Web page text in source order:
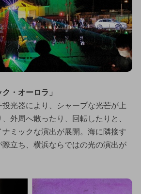
・オーロラ」
光器により、シャープな光芒が上
外周へ散ったり、回転したりと、
ミックな演出が展開。海に隣接す
際立ち、横浜ならではの光の演出が